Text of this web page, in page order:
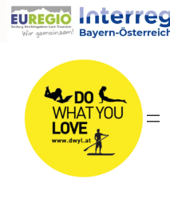
Direkt
zum
wechseln